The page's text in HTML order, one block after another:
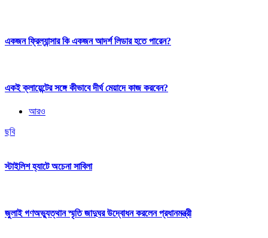
একজন ফ্রিল্যান্সার কি একজন আদর্শ লিডার হতে পারেন?
একই ক্লায়েন্টের সঙ্গে কীভাবে দীর্ঘ মেয়াদে কাজ করবেন?
আরও
ছবি
স্টাইলিশ হ্যাটে অচেনা সাবিলা
জুলাই গণঅভ্যুত্থান স্মৃতি জাদুঘর উদ্বোধন করলেন প্রধানমন্ত্রী